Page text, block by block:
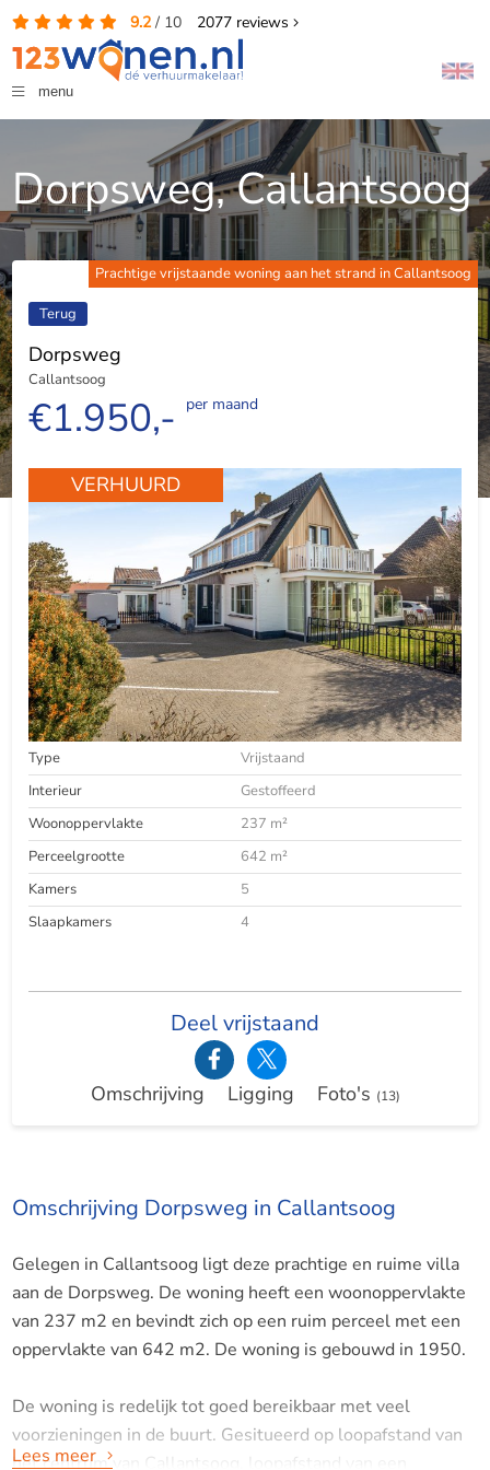
9.2/ 10 2077reviews
menu
Dorpsweg, Callantsoog
Prachtige vrijstaande woning aan het strand in Callantsoog
Terug
Dorpsweg
Callantsoog
€1.950,- per maand
VERHUURD
Type
Vrijstaand
Interieur
Gestoffeerd
Woonoppervlakte
237 m²
Perceelgrootte
642 m²
Kamers
5
Slaapkamers
4
Deel vrijstaand
Omschrijving Ligging Foto's (13)
Omschrijving Dorpsweg in Callantsoog
Gelegen in Callantsoog ligt deze prachtige en ruime villa
aan de Dorpsweg. De woning heeft een woonoppervlakte
van 237 m2 en bevindt zich op een ruim perceel met een
oppervlakte van 642 m2. De woning is gebouwd in 1950.
De woning is redelijk tot goed bereikbaar met veel
voorzieningen in de buurt. Gesitueerd op loopafstand van
het centrum van Callantsoog, loopafstand van een
Lees meer